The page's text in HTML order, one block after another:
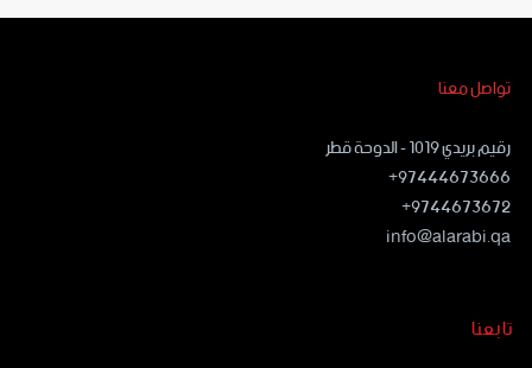
تواصل معنا
رقيم بريدي ١٠١٩ - الدوحة قطر
97444673666+
9744673672+
info@alarabi.qa
تابعنا